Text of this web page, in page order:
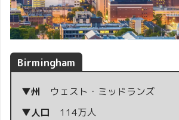
Birmingham
▼州 ウェスト・ミッドランズ
▼人口 114万人